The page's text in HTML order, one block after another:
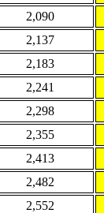
2,090
2,137
2,183
2,241
2,298
2,355
2,413
2,482
2,552